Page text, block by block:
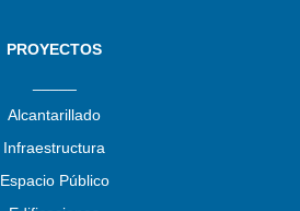
PROYECTOS
Alcantarillado
Infraestructura
Espacio Público